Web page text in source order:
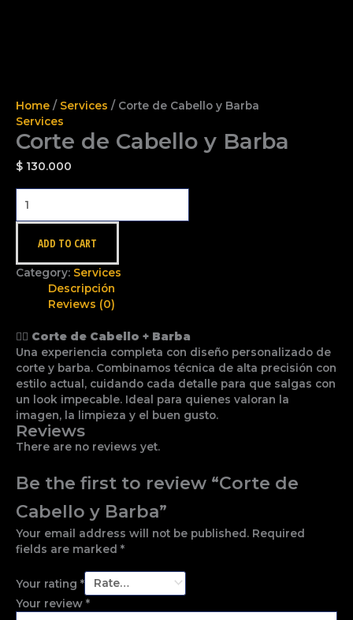
Home / Services / Corte de Cabello y Barba
Services
Corte de Cabello y Barba
$ 130.000
ADD TO CART
Category: Services
Descripción
Reviews (0)
💇‍♂️ Corte de Cabello + Barba
Una experiencia completa con diseño personalizado de
corte y barba. Combinamos técnica de alta precisión con
estilo actual, cuidando cada detalle para que salgas con
un look impecable. Ideal para quienes valoran la
imagen, la limpieza y el buen gusto.
Reviews
There are no reviews yet.
Be the first to review “Corte de
Cabello y Barba”
Your email address will not be published. Required
fields are marked *
Your rating *
Your review *